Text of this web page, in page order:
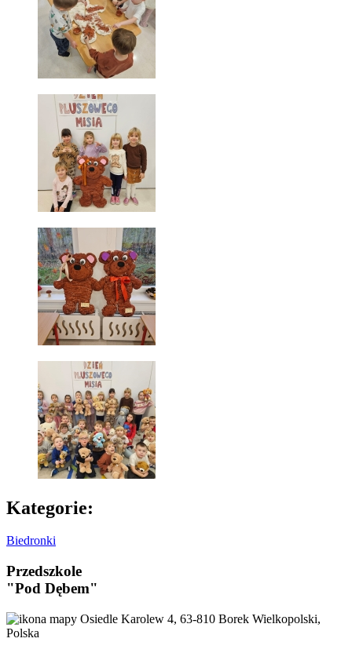
Kategorie:
Biedronki
Przedszkole
"Pod Dębem"
Osiedle Karolew 4, 63-810 Borek Wielkopolski,
Polska